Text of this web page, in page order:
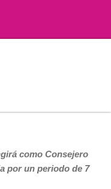
como Consejero
por un periodo de 7